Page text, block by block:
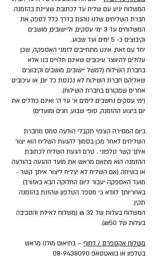
המשלוח יגיע עם שליח עד לכתובת שציינת בהזמנה.
חברת השליחים שלנו נוהגת בדרך כלל לספק את
המשלוחים עד 3 ימי עסקים, וליישובים, מושבים
וקיבוצים כ- 5 ימים ועד שבוע.
יחד עם זאת, איננו מתחייבים לזמני האספקה, שכן
עלולים להיווצר עיכובים שאינם תלויים בנו אלא
בחברת השילוח (למשל יישובים, מושבים וקיבוצים
שאליהם חברת השילוח לא נכנסת כל יום, או עיכובים
אחרים שמקורם בחברת השילוח).
(ימי עסקים נחשבים לימים א' עד ה' ואינם כוללים את
יום ביצוע ההזמנה, סופי שבוע, חגים ומועדים)
ביום המסירה הצפוי תקבלי הודעה סמס מחברת
השליחים לאחר מכן בסמוך להגעת השליח הוא יצור
איתך קשר טלפוני . טרם הגעת השליח לכתובת
ההזמנה הוא מתאם מראש את מועד ההגעה בהודעה
או בשיחה (אם השליח לא יצליח ליצור איתך קשר -
מועד האספקה יעבור ליום החלוקה הבא באזורך)
באחריותך לוודא כי מספר הטלפון שהזנת בהזמנה
תקין.
המשלוח בעלות של 32 ₪ (משלוח לאילת והסביבה
בעלות של ₪50).
משלוח אקספרס / דחוף – בתיאום מולנו מראש
בטלפון או בוואטסאפ 08-9438090